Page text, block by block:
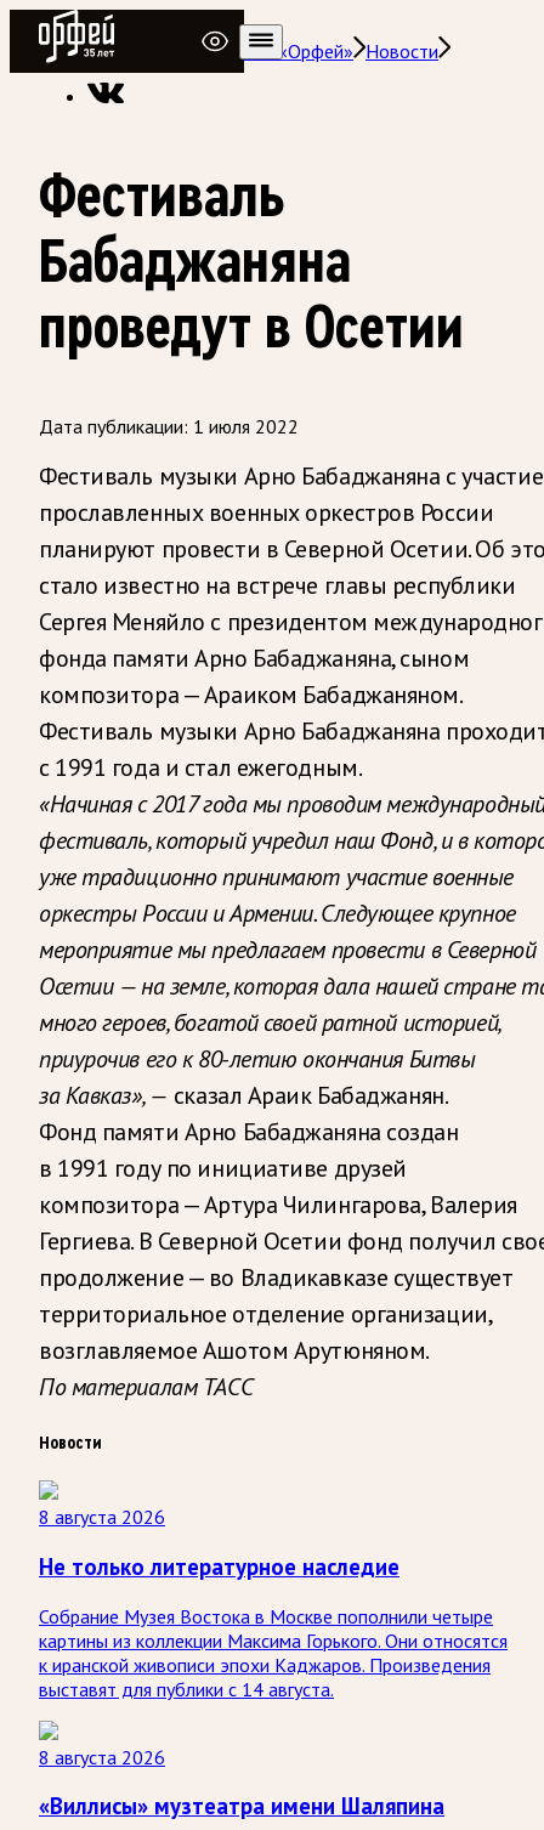
Радио Орфей
Радио классической музыки «Орфей» Новости
Фестиваль
Бабаджаняна
проведут в Осетии
Дата публикации: 1 июля 2022
Фестиваль музыки Арно Бабаджаняна с
прославленных военных оркестров России
планируют провести в Северной Осетии. Об
стало известно на встрече главы республики
Сергея Меняйло с президентом
фонда памяти Арно Бабаджаняна, сыном
композитора — Араиком Бабаджаняном.
Фестиваль музыки Арно Бабаджаняна
с 1991 года и стал ежегодным.
«Начиная с 2017 года мы проводим
фестиваль, который учредил наш Фонд, и в
уже традиционно принимают участие военные
оркестры России и Армении. Следующее крупное
мероприятие мы предлагаем провести в Северной
Осетии — на земле, которая дала нашей стране
много героев, богатой своей ратной историей,
приурочив его к 80-летию окончания Битвы
за Кавказ», — сказал Араик Бабаджанян.
Фонд памяти Арно Бабаджаняна создан
в 1991 году по инициативе друзей
композитора — Артура Чилингарова, Валерия
Гергиева. В Северной Осетии фонд получил
продолжение — во Владикавказе существует
территориальное отделение организации,
возглавляемое Ашотом Арутюняном.
По материалам ТАСС
Новости
8 августа 2026
Не только литературное наследие
Собрание Музея Востока в Москве пополнили четыре
картины из коллекции Максима Горького. Они относятся
к иранской живописи эпохи Каджаров. Произведения
выставят для публики с 14 августа.
8 августа 2026
«Виллисы» музтеатра имени Шаляпина